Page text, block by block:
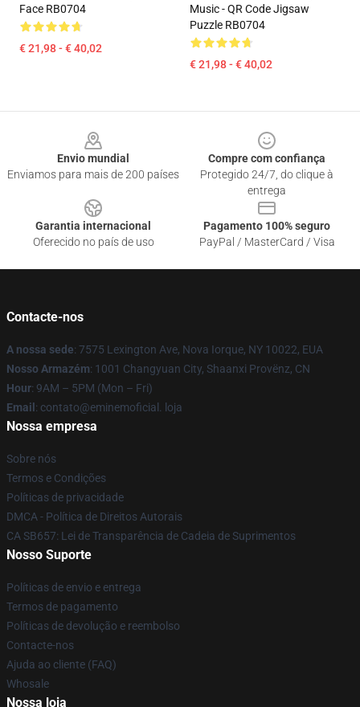
Face RB0704
€ 21,98 - € 40,02
Music - QR Code Jigsaw
Puzzle RB0704
€ 21,98 - € 40,02
Envio mundial
Enviamos para mais de 200 países
Compre com confiança
Protegido 24/7, do clique à
entrega
Garantia internacional
Oferecido no país de uso
Pagamento 100% seguro
PayPal / MasterCard / Visa
Contacte-nos
A nossa sede: 7575 Lexington Ave, Nova Iorque, NY 10022, EUA
Nosso Armazém: 1001 Changyuan City, Shaanxi Provënz, CN
Hour: 9AM – 5PM (Mon – Fri)
Email : contato@eminemoficial. loja
Nossa empresa
Sobre nós
Termos e Condições
Políticas de privacidade
DMCA - Política de Direitos Autorais
CA SB657: Lei de Transparência de Cadeia de Suprimentos
Nosso Suporte
Políticas de envio e entrega
Termos de pagamento
Políticas de devolução e reembolso
Contacte-nos
Ajuda ao cliente (FAQ)
Whosale
Nossa loja